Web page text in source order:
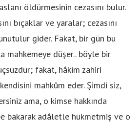
öldürmesinin cezasını bulur.
bıçaklar ve yaralar; cezasını
gider. Fakat, bir gün bu
mahkemeye düşer.. böyle bir
fakat, hâkim zahiri
mahkûm eder. Şimdi siz,
ama, o kimse hakkında
bakarak adâletle hükmetmiş ve o